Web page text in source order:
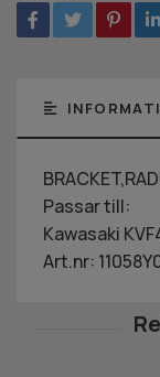
Passar till:
Kawasaki
Art.nr: